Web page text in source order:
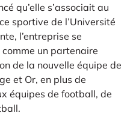
qu’elle s’associait au
sportive de l’Université
l’entreprise se
un partenaire
de la nouvelle équipe de
et Or, en plus de
équipes de football, de